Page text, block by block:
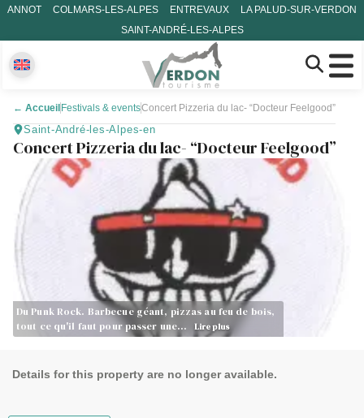
ANNOT COLMARS-LES-ALPES ENTREVAUX
LA PALUD-SUR-VERDON
SAINT-ANDRÉ-LES-ALPES
← Accueil Festivals & eventsConcert Pizzeria du lac- “Docteur Feelgood”
Saint-André-les-Alpes-en
Concert Pizzeria du lac- “Docteur Feelgood”
Du Punk Rock. Barbecue géant, pizzas au feu de bois,
tout ce qu'il faut pour passer une…
Lire plus
Details for this property are no longer available.